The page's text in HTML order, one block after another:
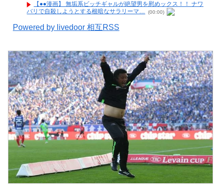
【●●漫画】 無垢系ビッチギャルが絶望男を慰めックス！！ ナワ
バリで自殺しようとする根暗なサラリーマ…
(00:00)
Powered by livedoor 相互RSS